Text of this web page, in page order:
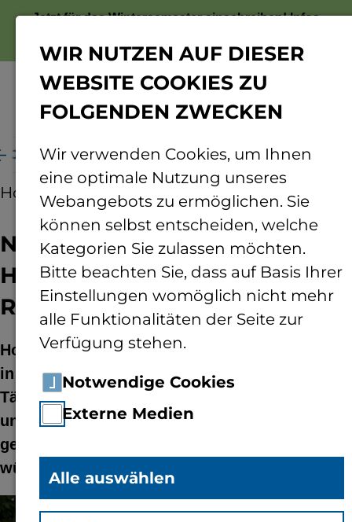
Jetzt für das Wintersemester einschreiben!Infos
Jahren als Hochschulseelsorger in den Ruhestand
Hochschule 06.07.2026
Nach 39 Jahren als
Hochschulseelsorger in den
Ruhestand
Hochschulseelsorger Marcus Grünewald geht
in den Ruhestand. In seiner langjährigen
Tätigkeit hat er viele Ratsuchende begleitet
und unzählige Gottesdienste und Feste
gefeiert. Präsidentin Prof. Dr. Antje Krause
würdigt sein Engagement.
WIR NUTZEN AUF DIESER
WEBSITE COOKIES ZU
FOLGENDEN ZWECKEN
Wir verwenden Cookies, um Ihnen
eine optimale Nutzung unseres
Webangebots zu ermöglichen. Sie
können selbst entscheiden, welche
Kategorien Sie zulassen möchten.
Bitte beachten Sie, dass auf Basis Ihrer
Einstellungen womöglich nicht mehr
alle Funktionalitäten der Seite zur
Verfügung stehen.
Notwendige Cookies
Externe Medien
Alle auswählen